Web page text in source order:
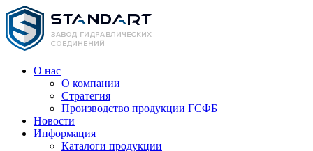
О нас
О компании
Стратегия
Производство продукции ГСФБ
Новости
Информация
Каталоги продукции